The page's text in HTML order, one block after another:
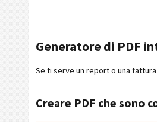
Generatore di PDF
Se ti serve un report o una
Creare PDF che sono